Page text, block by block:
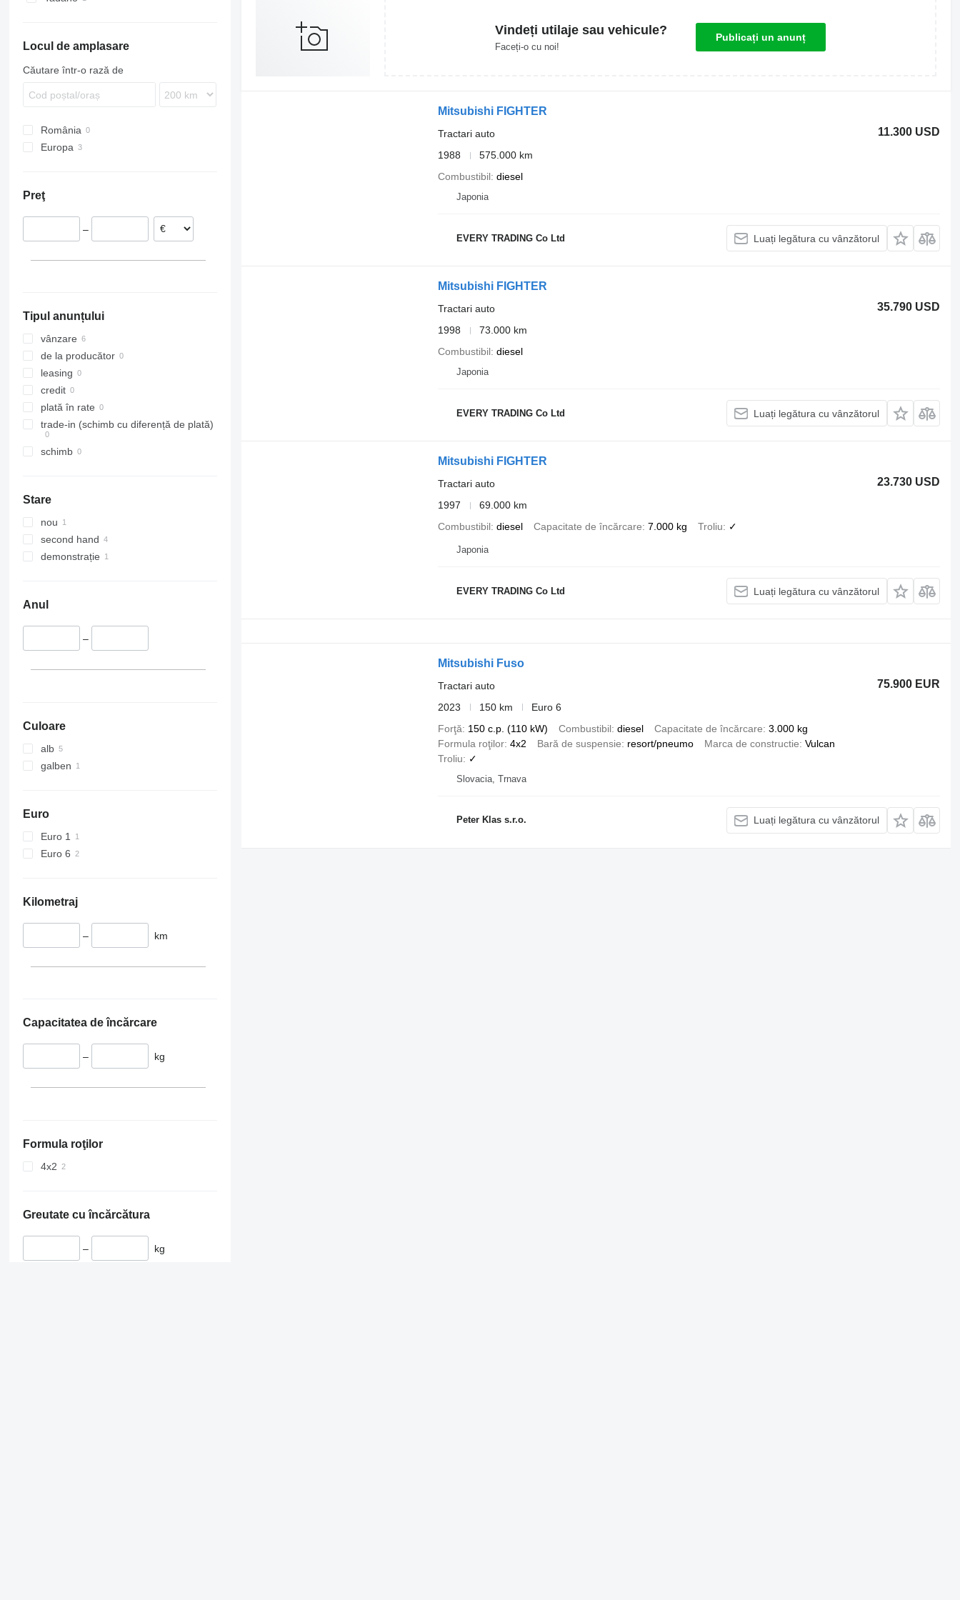
Locul de amplasare
Căutare într-o rază de
România
Europa
Preţ
–
Tipul anunțului
vânzare
de la producător
leasing
credit
plată în rate
trade-in (schimb cu diferență de plată)
schimb
Stare
nou
second hand
demonstrație
Anul
–
Culoare
alb
galben
Euro
Euro 1
Euro 6
Kilometraj
– km
Capacitatea de încărcare
– kg
Formula roţilor
4x2
Greutate cu încărcătura
– kg
Vindeți utilaje sau vehicule?
Faceți-o cu noi!
Publicați un anunț
Mitsubishi FIGHTER
11.300 USD
Tractari auto
1988
575.000 km
Combustibil diesel
Japonia
EVERY TRADING Co Ltd Luați legătura cu vânzătorul
Mitsubishi FIGHTER
35.790 USD
Tractari auto
1998
73.000 km
Combustibil diesel
Japonia
EVERY TRADING Co Ltd Luați legătura cu vânzătorul
Mitsubishi FIGHTER
23.730 USD
Tractari auto
1997
69.000 km
Combustibil diesel Capacitate de încărcare 7.000 kg Troliu ✓
Japonia
EVERY TRADING Co Ltd Luați legătura cu vânzătorul
Mitsubishi Fuso
75.900 EUR
Tractari auto
2023
150 km
Euro 6
Forţă
150 c.p. (110 kW) Combustibil diesel Capacitate de încărcare 3.000 kg
Formula roţilor 4x2 Bară de suspensie resort/pneumo Marca de constructie Vulcan
Troliu
✓
Slovacia, Trnava
Peter Klas s.r.o. Luați legătura cu vânzătorul